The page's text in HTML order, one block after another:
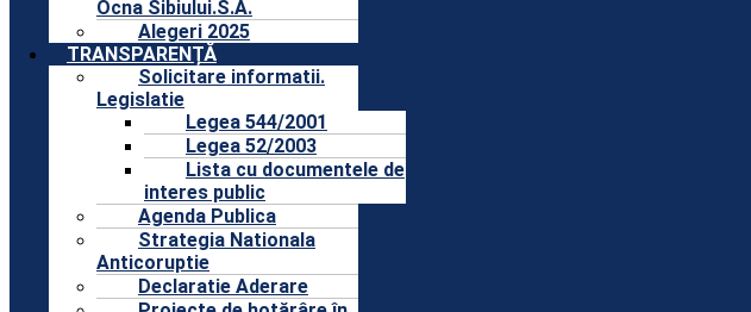
Ocna Sibiului.S.A.
Alegeri 2025
TRANSPARENȚĂ
Solicitare informatii.
Legislatie
Legea 544/2001
Legea 52/2003
Lista cu documentele de
interes public
Agenda Publica
Strategia Nationala
Anticoruptie
Declaratie Aderare